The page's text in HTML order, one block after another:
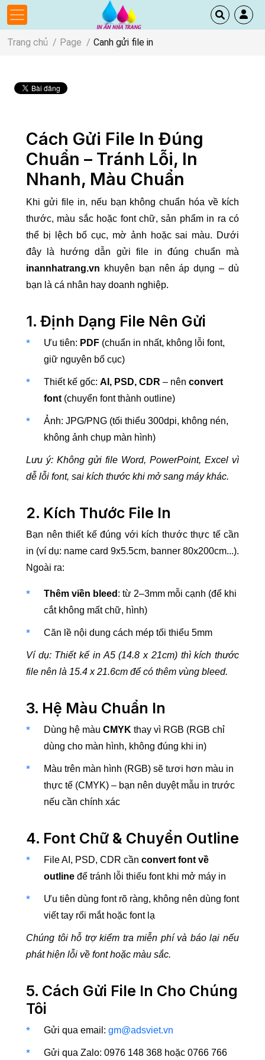
Trang chủ Page Canh gửi file in
Cách Gửi File In Đúng
Chuẩn – Tránh Lỗi, In
Nhanh, Màu Chuẩn
Khi gửi file in, nếu bạn không chuẩn hóa về kích
thước, màu sắc hoặc font chữ, sản phẩm in ra có
thể bị lệch bố cục, mờ ảnh hoặc sai màu. Dưới
đây là hướng dẫn gửi file in đúng chuẩn mà
inannhatrang.vn khuyên bạn nên áp dụng – dù
bạn là cá nhân hay doanh nghiệp.
1. Định Dạng File Nên Gửi
Ưu tiên: PDF (chuẩn in nhất, không lỗi font,
giữ nguyên bố cục)
Thiết kế gốc: AI, PSD, CDR – nên convert
font (chuyển font thành outline)
Ảnh: JPG/PNG (tối thiểu 300dpi, không nén,
không ảnh chụp màn hình)
Lưu ý: Không gửi file Word, PowerPoint, Excel vì
dễ lỗi font, sai kích thước khi mở sang máy khác.
2. Kích Thước File In
Bạn nên thiết kế đúng với kích thước thực tế cần
in (ví dụ: name card 9x5.5cm, banner 80x200cm...).
Ngoài ra:
Thêm viền bleed : từ 2–3mm mỗi cạnh (để khi
cắt không mất chữ, hình)
Căn lề nội dung cách mép tối thiểu 5mm
Ví dụ: Thiết kế in A5 (14.8 x 21cm) thì kích thước
file nên là 15.4 x 21.6cm để có thêm vùng bleed.
3. Hệ Màu Chuẩn In
Dùng hệ màu CMYK thay vì RGB (RGB chỉ
dùng cho màn hình, không đúng khi in)
Màu trên màn hình (RGB) sẽ tươi hơn màu in
thực tế (CMYK) – bạn nên duyệt mẫu in trước
nếu cần chính xác
4. Font Chữ & Chuyển Outline
File AI, PSD, CDR cần convert font về
outline để tránh lỗi thiếu font khi mở máy in
Ưu tiên dùng font rõ ràng, không nên dùng font
viết tay rối mắt hoặc font lạ
Chúng tôi hỗ trợ kiểm tra miễn phí và báo lại nếu
phát hiện lỗi về font hoặc màu sắc.
5. Cách Gửi File In Cho Chúng
Tôi
Gửi qua email: gm@adsviet.vn
Gửi qua Zalo: 0976 148 368 hoặc 0766 766